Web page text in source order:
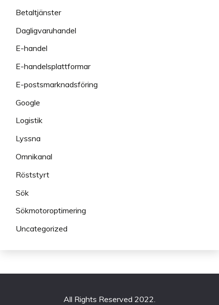
Betaltjänster
Dagligvaruhandel
E-handel
E-handelsplattformar
E-postsmarknadsföring
Google
Logistik
Lyssna
Omnikanal
Röststyrt
Sök
Sökmotoroptimering
Uncategorized
All Rights Reserved 2022.